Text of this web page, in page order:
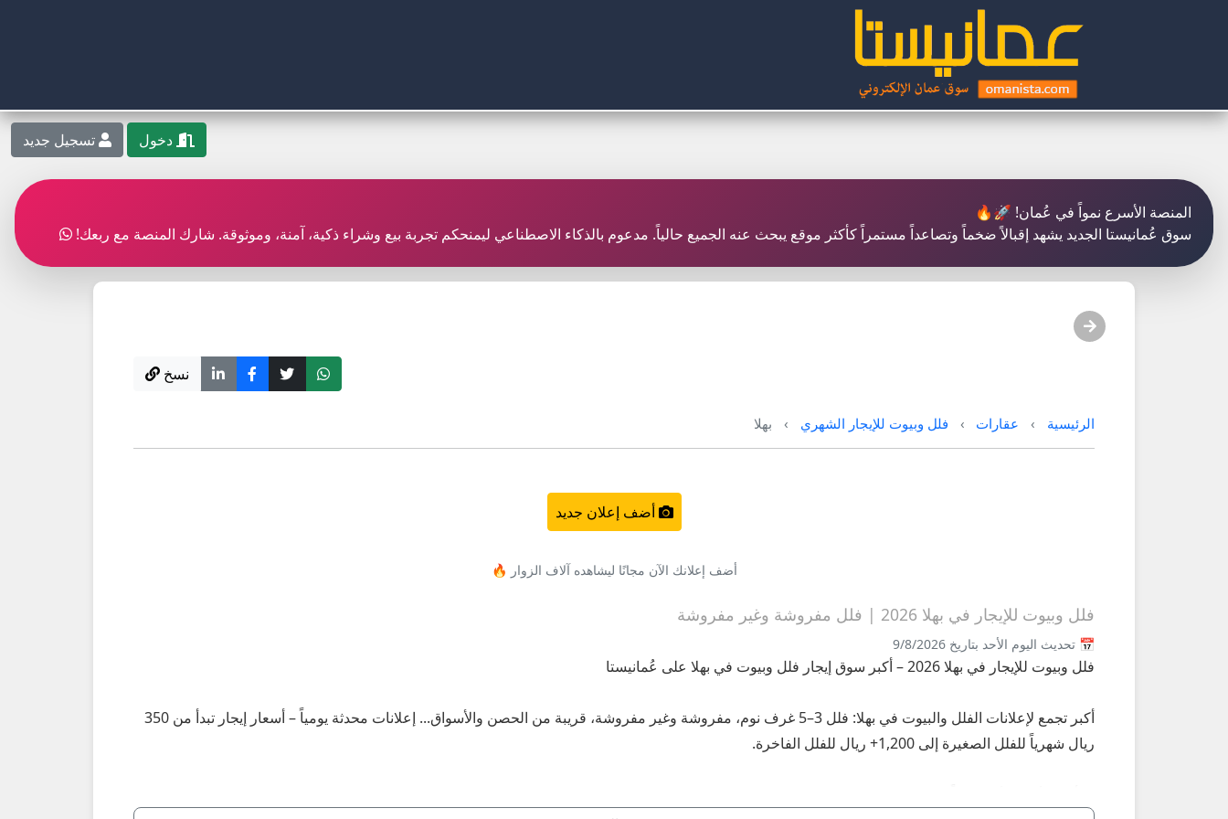
دخول تسجيل جديد
المنصة الأسرع نمواً في عُمان! 🚀🔥
سوق عُمانيستا الجديد يشهد إقبالاً ضخماً وتصاعداً مستمراً كأكثر موقع يبحث عنه الجميع حالياً. مدعوم بالذكاء الاصطناعي ليمنحكم تجربة بيع وشراء ذكية، آمنة، وموثوقة. شارك المنصة مع ربعك!
نسخ
الرئيسية عقارات فلل وبيوت للإيجار الشهري بهلا
أضف إعلان جديد
أضف إعلانك الآن مجانًا ليشاهده آلاف الزوار 🔥
فلل وبيوت للإيجار في بهلا 2026 | فلل مفروشة وغير مفروشة
📅 تحديث اليوم الأحد بتاريخ 9/8/2026
فلل وبيوت للإيجار في بهلا 2026 – أكبر سوق إيجار فلل وبيوت في بهلا على عُمانيستا
أكبر تجمع لإعلانات الفلل والبيوت في بهلا: فلل 3–5 غرف نوم، مفروشة وغير مفروشة، قريبة من الحصن والأسواق... إعلانات محدثة يومياً – أسعار إيجار تبدأ من 350
ريال شهرياً للفلل الصغيرة إلى 1,200+ ريال للفلل الفاخرة.